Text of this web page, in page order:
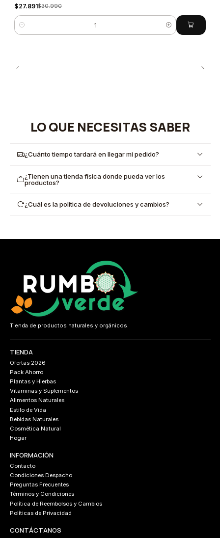
$27.891$30.990
Cantidad
LO QUE NECESITAS SABER
¿Cuánto tiempo tardará en llegar mi pedido?
¿Tienen una tienda física donde pueda ver los
productos?
¿Cuál es la política de devoluciones y cambios?
Tienda de productos naturales y orgánicos.
TIENDA
Ofertas 2026
Pack Ahorro
Plantas y Hierbas
Vitaminas y Suplementos
Alimentos Naturales
Estilo de Vida
Bebidas Naturales
Cosmética Natural
Hogar
INFORMACIÓN
Contacto
Condiciones Despacho
Preguntas Frecuentes
Términos y Condiciones
Política de Reembolsos y Cambios
Políticas de Privacidad
CONTÁCTANOS